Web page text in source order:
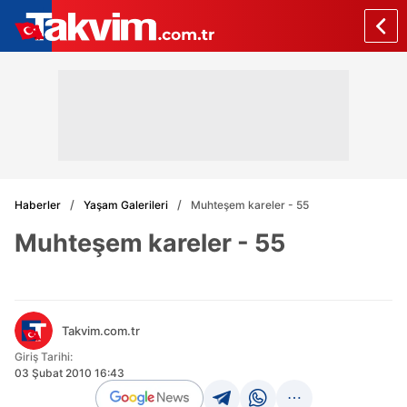
Haberler Yaşam Galerileri Muhteşem kareler - 55
Muhteşem kareler - 55
Takvim.com.tr
Giriş Tarihi:
03 Şubat 2010 16:43